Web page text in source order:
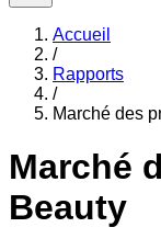
Accueil
/
Rapports
/
Marché des
Marché
Beauty